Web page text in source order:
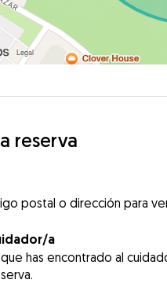
reserva
postal o dirección para
a
has encontrado al